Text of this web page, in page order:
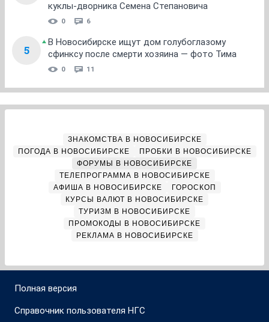
куклы-дворника Семена Степановича
0 6
5
В Новосибирске ищут дом голубоглазому
сфинксу после смерти хозяина — фото Тима
0 11
ЗНАКОМСТВА В НОВОСИБИРСКЕ
ПОГОДА В НОВОСИБИРСКЕ
ПРОБКИ В НОВОСИБИРСКЕ
ФОРУМЫ В НОВОСИБИРСКЕ
ТЕЛЕПРОГРАММА В НОВОСИБИРСКЕ
АФИША В НОВОСИБИРСКЕ
ГОРОСКОП
КУРСЫ ВАЛЮТ В НОВОСИБИРСКЕ
ТУРИЗМ В НОВОСИБИРСКЕ
ПРОМОКОДЫ В НОВОСИБИРСКЕ
РЕКЛАМА В НОВОСИБИРСКЕ
Полная версия
Справочник пользователя НГС